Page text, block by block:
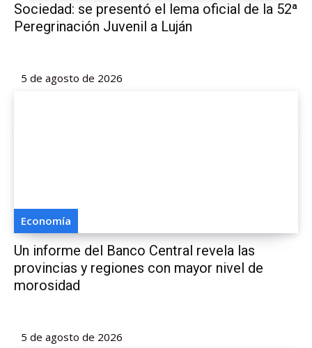
Sociedad: se presentó el lema oficial de la 52ª
Peregrinación Juvenil a Luján
5 de agosto de 2026
Economía
Un informe del Banco Central revela las
provincias y regiones con mayor nivel de
morosidad
5 de agosto de 2026